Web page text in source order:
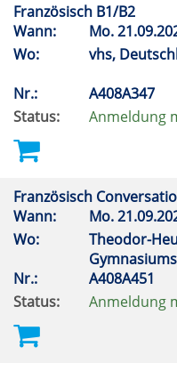
Französisch B1/B2
Wann:
Mo.
Wo:
vhs,
Nr.:
A408A347
Status:
Anmeldung
Französisch
Wann:
Mo.
Wo:
Theodor-
Nr.:
A408A451
Status:
Anmeldung